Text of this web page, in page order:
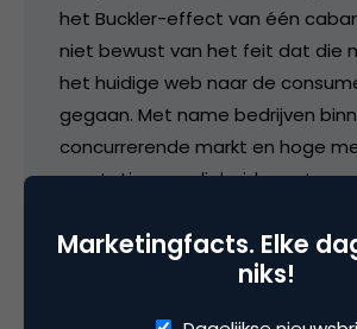
het Buckler-effect van één
niet bewust van het feit dat die
het huidige web naar de
gegaan. Met name bedrijven
concurrerende markt en hoge
reputatiegevoeligheid moeten
veranderingen in. Een UPC die
bewaakt en acteert en anderen
Marketingfacts. Elke
niks!